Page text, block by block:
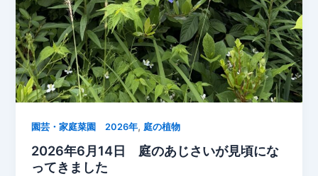
園芸・家庭菜園 2026年, 庭の植物
2026年6月14日 庭のあじさいが見頃にな
ってきました